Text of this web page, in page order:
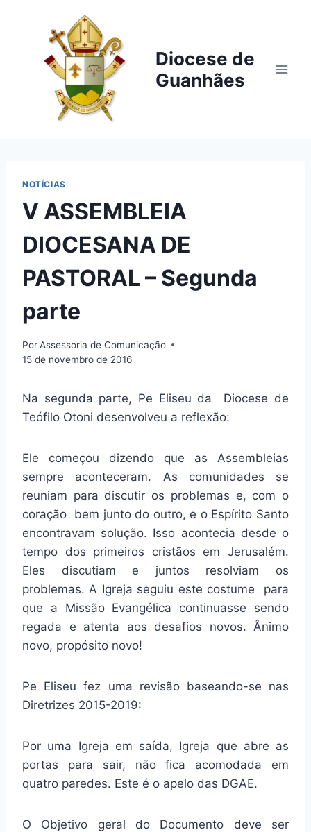
Conteúdo
Diocese de
Guanhães
NOTÍCIAS
V ASSEMBLEIA
DIOCESANA DE
PASTORAL – Segunda
parte
PorAssessoria de Comunicação
15 de novembro de 2016
Na segunda parte, Pe Eliseu da Diocese de
Teófilo Otoni desenvolveu a reflexão:
Ele começou dizendo que as Assembleias
sempre aconteceram. As comunidades se
reuniam para discutir os problemas e, com o
coração bem junto do outro, e o Espírito Santo
encontravam solução. Isso acontecia desde o
tempo dos primeiros cristãos em Jerusalém.
Eles discutiam e juntos resolviam os
problemas. A Igreja seguiu este costume para
que a Missão Evangélica continuasse sendo
regada e atenta aos desafios novos. Ânimo
novo, propósito novo!
Pe Eliseu fez uma revisão baseando-se nas
Diretrizes 2015-2019:
Por uma Igreja em saída, Igreja que abre as
portas para sair, não fica acomodada em
quatro paredes. Este é o apelo das DGAE.
O Objetivo geral do Documento deve ser